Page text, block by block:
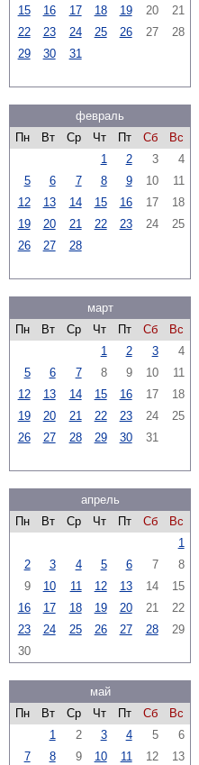
15
16 17 18 19 20
21
22
23 24 25 26 27
28
29
30 31
февраль
Пн
Вт Ср Чт Пт Сб
Вс
1
2 3
4
5
6 7 8 9 10
11
12
13 14 15 16 17
18
19
20 21 22 23 24
25
26
27 28
март
Пн
Вт Ср Чт Пт Сб
Вс
1
2 3
4
5
6 7 8 9 10
11
12
13 14 15 16 17
18
19
20 21 22 23 24
25
26
27 28 29 30 31
апрель
Пн
Вт Ср Чт Пт Сб
Вс
1
2
3 4 5 6 7
8
9
10 11 12 13 14
15
16
17 18 19 20 21
22
23
24 25 26 27 28
29
30
май
Пн
Вт Ср Чт Пт Сб
Вс
1
2 3 4 5
6
7
8 9 10 11 12
13